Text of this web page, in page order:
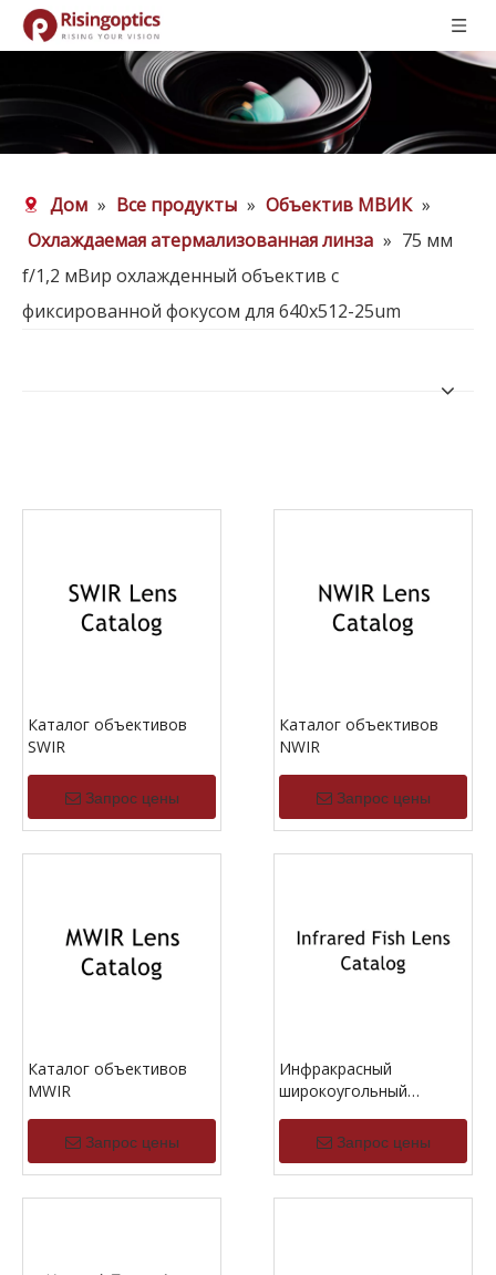
Дом » Все продукты » Объектив МВИК »
Охлаждаемая атермализованная линза » 75 мм
f/1,2 мВир охлажденный объектив с
фиксированной фокусом для 640x512-25um
Каталог объективов
SWIR
Запрос цены
Каталог объективов
NWIR
Запрос цены
Каталог объективов
MWIR
Запрос цены
Инфракрасный
широкоугольный
Запрос цены